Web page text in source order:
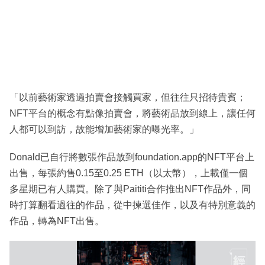
「以前藝術家透過拍賣會接觸買家，但往往只招待貴賓；
NFT平台的概念有點像拍賣會，將藝術品放到線上，讓任何
人都可以到訪，故能增加藝術家的曝光率。」
Donald已自行將數張作品放到foundation.app的NFT平台上
出售，每張約售0.15至0.25 ETH（以太幣），上載僅一個
多星期已有人購買。除了與Paititi合作推出NFT作品外，同
時打算翻看過往的作品，從中揀選佳作，以及有特別意義的
作品，轉為NFT出售。